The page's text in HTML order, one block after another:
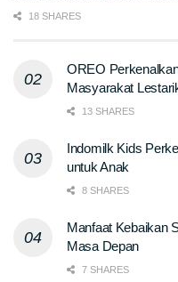
18 SHARES
OREO
Masyarakat
13 SHARES
Indomilk Kids
untuk Anak
8 SHARES
Manfaat Kebaikan
Masa Depan
7 SHARES